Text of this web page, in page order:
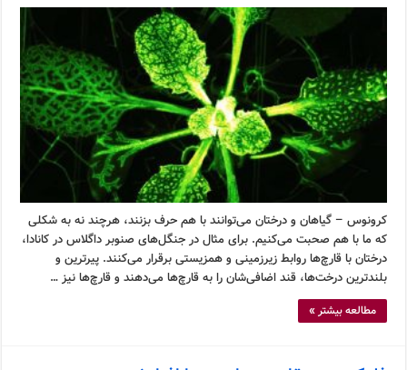
کرونوس – گیاهان و درختان می‌توانند با هم حرف بزنند، هرچند نه به شکلی
که ما با هم صحبت می‌کنیم. برای مثال در جنگل‌های صنوبر داگلاس در کانادا،
درختان با قارچ‌ها روابط زیرزمینی و همزیستی برقرار می‌کنند. پیرترین و
بلندترین درخت‌ها، قند اضافی‌شان را به قارچ‌ها می‌دهند و قارچ‌ها نیز …
مطالعه بیشتر »